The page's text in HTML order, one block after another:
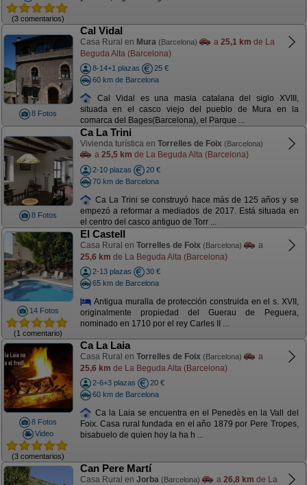
(3 comentarios)
8 Fotos
Cal Vidal
Casa Rural en Mura (Barcelona) a 25,1 km de La
Beguda Alta (Barcelona)
8-14+1 plazas
25 €
60 km de Barcelona
Cal Vidal es una masia catalana del siglo XVIII,
situada en el casco viejo del pueblo de Mura en la
comarca del Bages(Barcelona), el Parque ...
8 Fotos
Ca La Trini
Vivienda turística en Torrelles de Foix (Barcelona)
a 25,5 km de La Beguda Alta (Barcelona)
2-10 plazas
20 €
70 km de Barcelona
Ca La Trini se construyó hace más de 125 años y se
empezó a reformar a mediados de 2017. Está situada en
el centro del casco antiguo de Torr ...
14 Fotos
(1 comentario)
El Castell
Casa Rural en Torrelles de Foix (Barcelona)
a
25,6 km de La Beguda Alta (Barcelona)
2-13 plazas
30 €
65 km de Barcelona
Antigua muralla de protección construida en el s. XVII,
originalmente propiedad del Guerau de Peguera,
nominado en 1710 por el rey Carles II ...
8 Fotos
Video
(3 comentarios)
Ca La Laia
Casa Rural en Torrelles de Foix (Barcelona)
a
25,6 km de La Beguda Alta (Barcelona)
2-6+3 plazas
20 €
60 km de Barcelona
Ca la Laia se encuentra en el Penedès en la Vall del
Foix. Casa rural fundada en el año 1879 por Pere Tropes,
bisabuelo de quien hoy la ha h ...
Can Pere Martí
Casa Rural en Jorba (Barcelona) a 26,8 km de La